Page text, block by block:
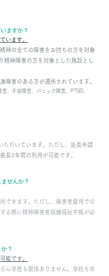
ますか？
います。
神の全ての障害をお持ちの方を対象
精神障害の方を対象とした施設とし
障害のある方が通所されています。
、不安障害、パニック障害、PTSD、
ただいています。ただし、延長申請
長3年間の利用が可能です。
せんか？
できます。ただし、障害者雇用での
る際に精神障害者保健福祉手帳が必
？
能です。
ん学歴も関係ありません。学校を卒